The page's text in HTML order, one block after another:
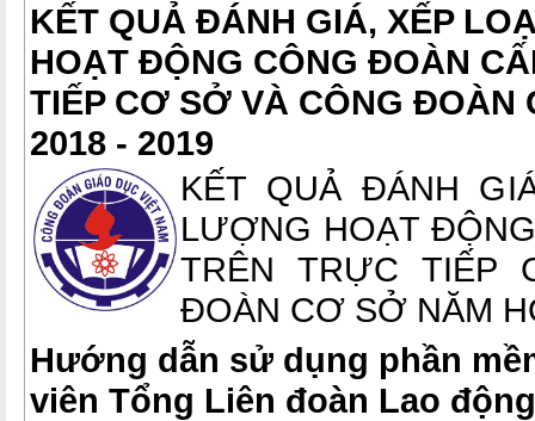
KẾT QUẢ ĐÁNH GIÁ, XẾP
HOẠT ĐỘNG CÔNG ĐOÀN
TIẾP CƠ SỞ VÀ CÔNG ĐOÀN
2018 - 2019
KẾT QUẢ ĐÁNH
LƯỢNG HOẠT
TRÊN TRỰC TIẾP
ĐOÀN CƠ SỞ NĂM
Hướng dẫn sử dụng phần
viên Tổng Liên đoàn Lao